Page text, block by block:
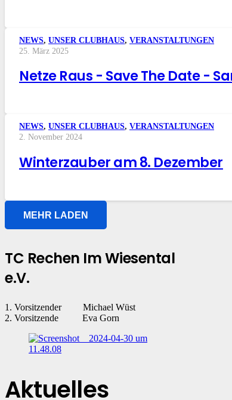
NEWS, UNSER CLUBHAUS, VERANSTALTUNGEN
25. März 2025
Netze Raus - Save The Date -
NEWS, UNSER CLUBHAUS, VERANSTALTUNGEN
2. November 2024
Winterzauber am 8. Dezember
MEHR LADEN
TC Rechen Im Wiesental
e.V.
1. Vorsitzender Michael Wüst
2. Vorsitzende Eva Gorn
Aktuelles